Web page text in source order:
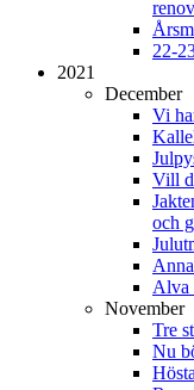
22-
2021
December
Vi
Vill
och
Alva
November
Tre
Nu